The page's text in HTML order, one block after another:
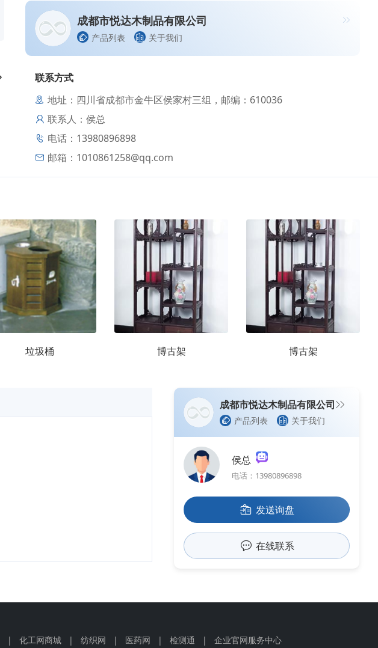
成都市悦达木制品有限公司
产品列表 关于我们
联系方式
地址：四川省成都市金牛区侯家村三组，邮编：610036
联系人：侯总
电话：13980896898
邮箱： 1010861258@qq.com
垃圾桶 博古架 博古架
成都市悦达木制品有限公司
产品列表 关于我们
侯总
电话：13980896898
发送询盘
在线联系
| 化工网商城 | 纺织网 | 医药网 | 检测通 | 企业官网服务中心